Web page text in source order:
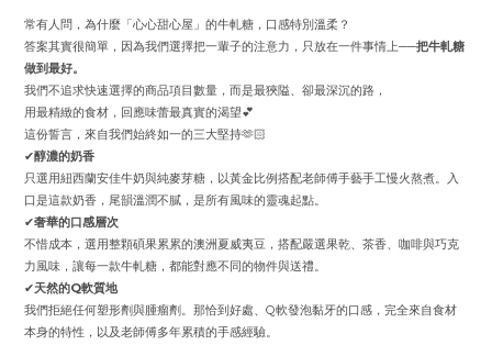
常有人問，為什麼「心心甜心屋」的牛軋糖，口感特別溫柔？
答案其實很簡單，因為我們選擇把一輩子的注意力，只放在一件事情上──把牛軋糖
做到最好。
我們不追求快速選擇的商品項目數量，而是最狹隘、卻最深沉的路，
用最精緻的食材，回應味蕾最真實的渴望💕
這份誓言，來自我們始終如一的三大堅持🫶🏻
✔醇濃的奶香
只選用紐西蘭安佳牛奶與純麥芽糖，以黃金比例搭配老師傅手藝手工慢火熬煮。入
口是這款奶香，尾韻溫潤不膩，是所有風味的靈魂起點。
✔奢華的口感層次
不惜成本，選用整顆碩果累累的澳洲夏威夷豆，搭配嚴選果乾、茶香、咖啡與巧克
力風味，讓每一款牛軋糖，都能對應不同的物件與送禮。
✔天然的Q軟質地
我們拒絕任何塑形劑與腫瘤劑。那恰到好處、Q軟發泡黏牙的口感，完全來自食材
本身的特性，以及老師傅多年累積的手感經驗。